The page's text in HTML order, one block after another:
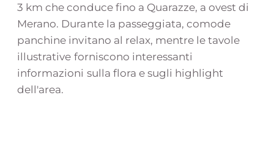
3 km che conduce fino a Quarazze, a ovest di
Merano. Durante la passeggiata, comode
panchine invitano al relax, mentre le tavole
illustrative forniscono interessanti
informazioni sulla flora e sugli highlight
dell'area.